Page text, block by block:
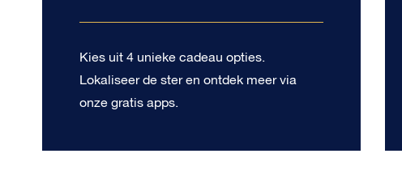
Kies uit 4 unieke cadeau opties.
Lokaliseer de ster en ontdek meer via
onze gratis apps.